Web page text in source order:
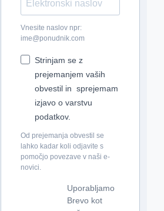
Vnesite naslov npr:
ime@ponudnik.com
Strinjam se z
prejemanjem vaših
obvestil in sprejemam
izjavo o varstvu
podatkov.
Od prejemanja obvestil se
lahko kadar koli odjavite s
pomočjo povezave v naši e-
novici.
Uporabljamo
Brevo kot